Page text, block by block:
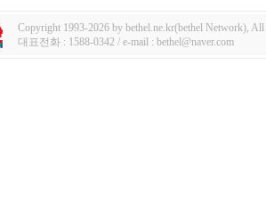
Copyright 1993-2026 by bethel.ne.kr(bethel Network), All
대표전화 : 1588-0342 / e-mail : bethel@naver.com